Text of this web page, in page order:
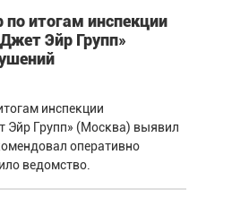
по итогам инспекции
Эйр Групп»
инспекции
Эйр Групп» (Москва) выявил
оперативно
ведомство.